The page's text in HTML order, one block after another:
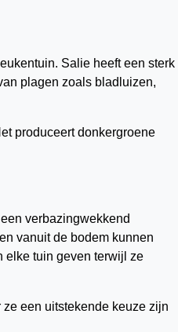
Salie heeft een sterk
plagen zoals bladluizen,
produceert donkergroene
verbazingwekkend
vanuit de bodem kunnen
elke tuin geven terwijl ze
een uitstekende keuze zijn